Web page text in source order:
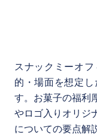
スナックミーオ
的・場面を想定
す。お菓子の福利
やロゴ入りオリジ
についての要点解